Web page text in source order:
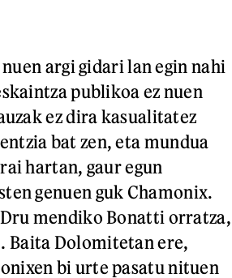
argi gidari lan egin nahi
publikoa ez nuen
ez dira kasualitatez
bat zen, eta mundua
hartan, gaur egun
genuen guk Chamonix.
mendiko Bonatti orratza,
Baita Dolomitetan ere,
bi urte pasatu nituen